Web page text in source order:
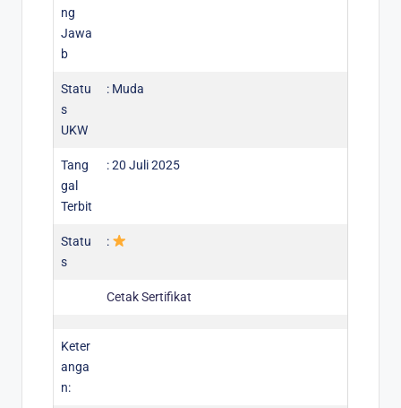
ng
Jawa
b
Statu
s
UKW
: Muda
Tang
gal
Terbit
: 20 Juli 2025
Statu
s
:
Cetak Sertifikat
Keter
anga
n: